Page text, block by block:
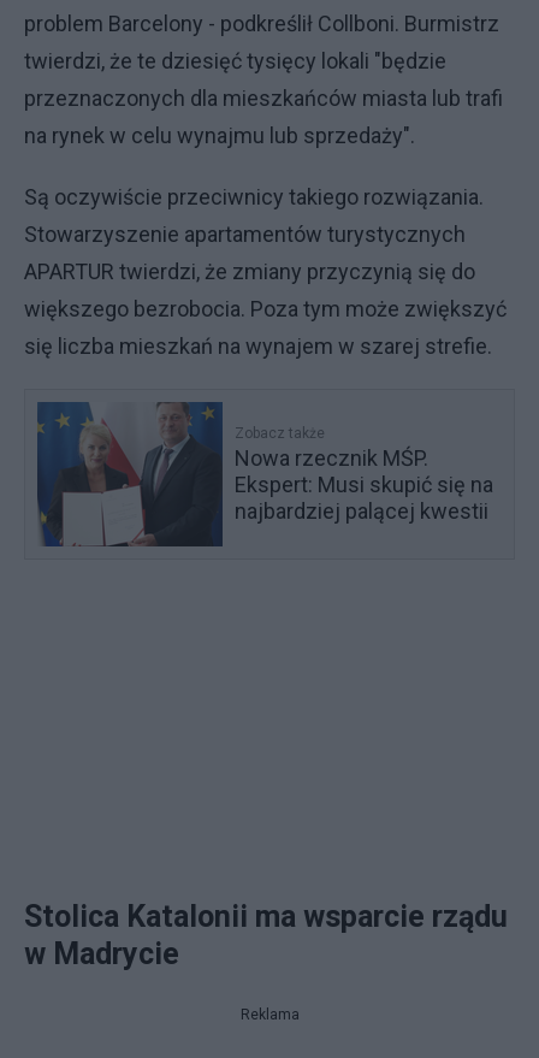
problem Barcelony - podkreślił Collboni. Burmistrz
twierdzi, że te dziesięć tysięcy lokali "będzie
przeznaczonych dla mieszkańców miasta lub trafi
na rynek w celu wynajmu lub sprzedaży".
Są oczywiście przeciwnicy takiego rozwiązania.
Stowarzyszenie apartamentów turystycznych
APARTUR twierdzi, że zmiany przyczynią się do
większego bezrobocia. Poza tym może zwiększyć
się liczba mieszkań na wynajem w szarej strefie.
Zobacz także
Nowa rzecznik MŚP.
Ekspert: Musi skupić się na
najbardziej palącej kwestii
Stolica Katalonii ma wsparcie rządu
w Madrycie
Reklama